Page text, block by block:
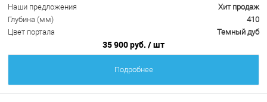
Наши предложения
Хит продаж
Глубина (мм)
410
Цвет портала
Темный дуб
35 900 руб. / шт
Подробнее